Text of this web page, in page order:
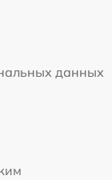
данных